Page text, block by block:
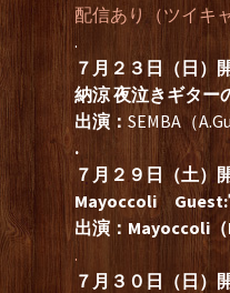
配信あり（ツイキ
.
７月２３日（日）
納涼 夜泣きギター
出演： SEMBA（
.
７月２９日（土）
Mayoccoli Guest:
出演：Mayoccoli（
.
７月３０日（日）